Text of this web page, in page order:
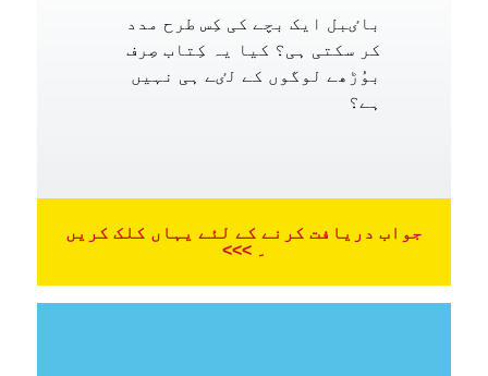
باٸبل ایک بچے کی کِس طرح مدد
کر سکتی ہی؟ کیا یہ کِتاب صِرف
بوُڑھے لوگوں کے لٸے ہی نہیں
ہے؟
جواب دریافت کرنے کے لئے یہاں کلک کریں
۔ >>>